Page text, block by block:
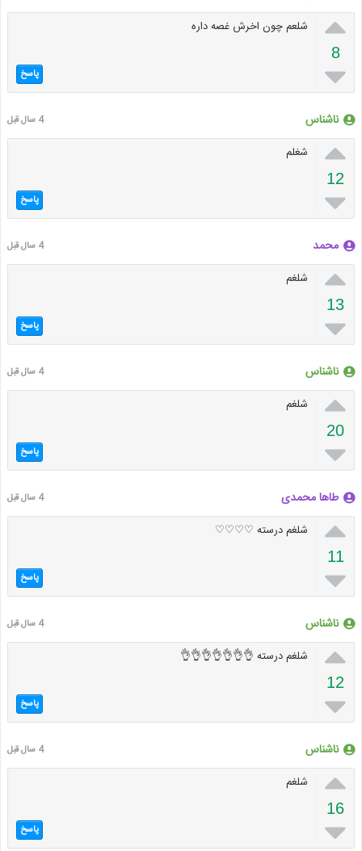

8

شلعم چون اخرش غصه داره
پاسخ
ناشناس 4 سال قبل

12

شغلم
پاسخ
محمد 4 سال قبل

13

شلغم
پاسخ
ناشناس 4 سال قبل

20

شلغم
پاسخ
طاها محمدی 4 سال قبل

11

شلغم درسته ♡♡♡♡
پاسخ
ناشناس 4 سال قبل

12

شلغم درسته 👌👌👌👌👌👌👌
پاسخ
ناشناس 4 سال قبل

16

شلغم
پاسخ